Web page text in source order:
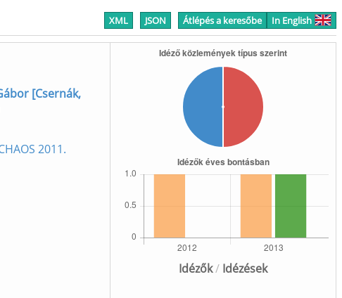
XML JSON Átlépés a keresőbe In English
Idézők/ Idézések
[Csernák,
2011.